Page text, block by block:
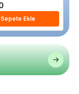
Sepete Ekle